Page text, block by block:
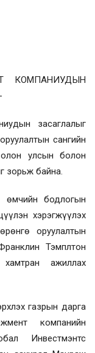
КОМПАНИУДЫН
засаглалыг
сангийн
улсын болон
зорьж байна.
өмчийн бодлогын
хэрэгжүүлэх
оруулалтын
Тэмплтон
ажиллах
газрын дарга
компанийн
Инвестмэнтс